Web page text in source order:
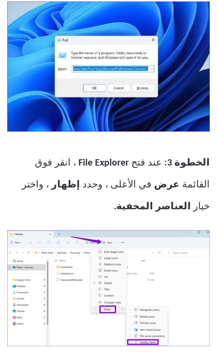
الخطوة 3: عند فتح ، انقر فوق
القائمة عرض في الأعلى ، وحدد إظهار ، واختر
خيار العناصر المخفية.